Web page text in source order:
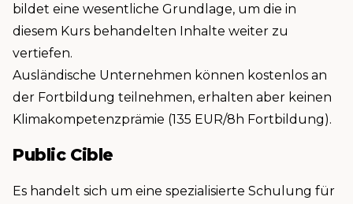
bildet eine wesentliche Grundlage, um die in
diesem Kurs behandelten Inhalte weiter zu
vertiefen.
Ausländische Unternehmen können kostenlos an
der Fortbildung teilnehmen, erhalten aber keinen
Klimakompetenzprämie (135 EUR/8h Fortbildung).
Public Cible
Es handelt sich um eine spezialisierte Schulung für